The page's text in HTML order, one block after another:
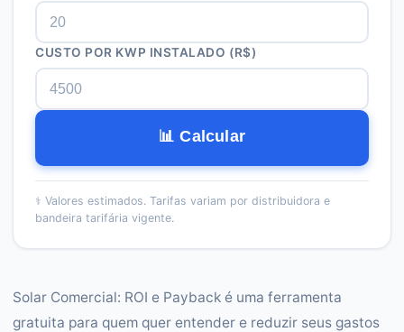
CUSTO POR KWP INSTALADO (R$)
📊 Calcular
⚕️ Valores estimados. Tarifas variam por distribuidora e
bandeira tarifária vigente.
Solar Comercial: ROI e Payback é uma ferramenta
gratuita para quem quer entender e reduzir seus gastos